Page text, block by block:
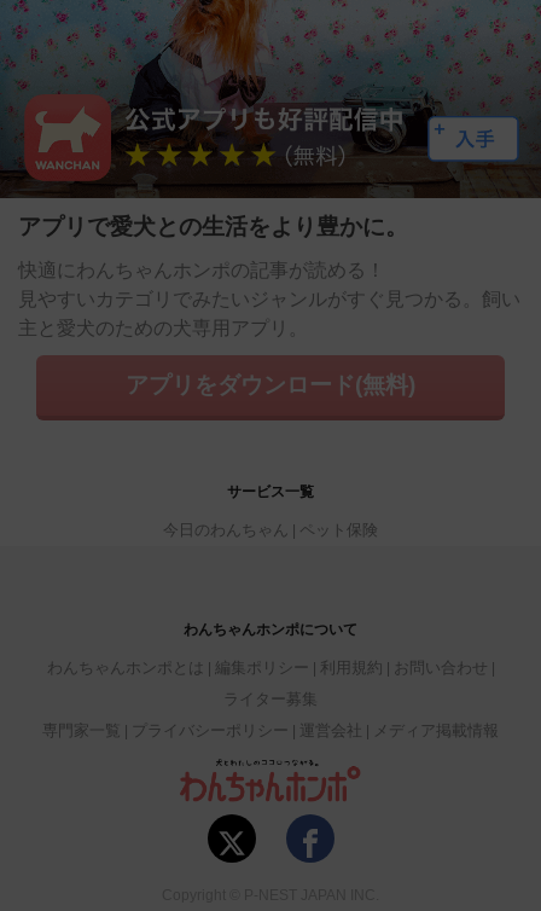
アプリで愛犬との生活をより豊かに。
快適にわんちゃんホンポの記事が読める！
見やすいカテゴリでみたいジャンルがすぐ見つかる。飼い
主と愛犬のための犬専用アプリ。
アプリをダウンロード(無料)
サービス一覧
今日のわんちゃん ペット保険
わんちゃんホンポについて
わんちゃんホンポとは 編集ポリシー 利用規約
お問い合わせ
ライター募集
専門家一覧
プライバシーポリシー 運営会社 メディア掲載情報